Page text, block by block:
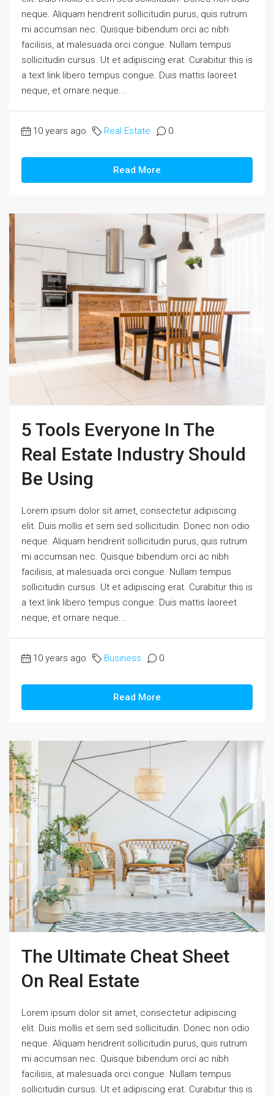
neque. Aliquam hendrerit sollicitudin purus, quis rutrum
mi accumsan nec. Quisque bibendum orci ac nibh
facilisis, at malesuada orci congue. Nullam tempus
sollicitudin cursus. Ut et adipiscing erat. Curabitur this is
a text link libero tempus congue. Duis mattis laoreet
neque, et ornare neque...
10 years ago Real Estate 0
Read More
5 Tools Everyone In The
Real Estate Industry Should
Be Using
Lorem ipsum dolor sit amet, consectetur adipiscing
elit. Duis mollis et sem sed sollicitudin. Donec non odio
neque. Aliquam hendrerit sollicitudin purus, quis rutrum
mi accumsan nec. Quisque bibendum orci ac nibh
facilisis, at malesuada orci congue. Nullam tempus
sollicitudin cursus. Ut et adipiscing erat. Curabitur this is
a text link libero tempus congue. Duis mattis laoreet
neque, et ornare neque...
10 years ago Business 0
Read More
The Ultimate Cheat Sheet
On Real Estate
Lorem ipsum dolor sit amet, consectetur adipiscing
elit. Duis mollis et sem sed sollicitudin. Donec non odio
neque. Aliquam hendrerit sollicitudin purus, quis rutrum
mi accumsan nec. Quisque bibendum orci ac nibh
facilisis, at malesuada orci congue. Nullam tempus
sollicitudin cursus. Ut et adipiscing erat. Curabitur this is